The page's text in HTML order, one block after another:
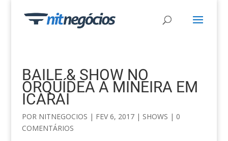
BAILE & SHOW NO
ORQUÍDEA À MINEIRA EM
ICARAÍ
POR NITNEGOCIOS | FEV 6, 2017| SHOWS | 0
COMENTÁRIOS